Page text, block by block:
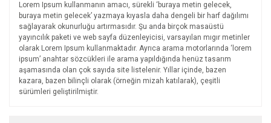
Lorem Ipsum kullanmanın amacı, sürekli ‘buraya metin gelecek,
buraya metin gelecek’ yazmaya kıyasla daha dengeli bir harf dağılımı
sağlayarak okunurluğu artırmasıdır. Şu anda birçok masaüstü
yayıncılık paketi ve web sayfa düzenleyicisi, varsayılan mıgır metinler
olarak Lorem Ipsum kullanmaktadır. Ayrıca arama motorlarında ‘lorem
ipsum’ anahtar sözcükleri ile arama yapıldığında henüz tasarım
aşamasında olan çok sayıda site listelenir. Yıllar içinde, bazen
kazara, bazen bilinçli olarak (örneğin mizah katılarak), çeşitli
sürümleri geliştirilmiştir.